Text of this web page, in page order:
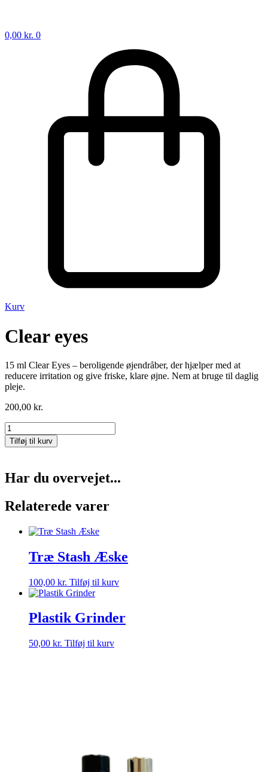
0,00 kr. 0
Kurv
Clear eyes
15 ml Clear Eyes – beroligende øjendråber, der hjælper med at
reducere irritation og give friske, klare øjne. Nem at bruge til daglig
pleje.
200,00 kr.
Clear
eyes
antal
Tilføj til kurv
Har du overvejet...
Relaterede varer
Træ Stash Æske
100,00 kr. Tilføj til kurv
Plastik Grinder
50,00 kr. Tilføj til kurv